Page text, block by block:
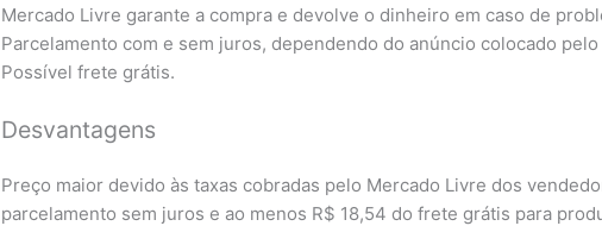
Mercado Livre garante a compra e devolve o dinheiro em caso de
Parcelamento com e sem juros, dependendo do anúncio colocado
Possível frete grátis.
Desvantagens
Preço maior devido às taxas cobradas pelo Mercado Livre dos
parcelamento sem juros e ao menos R$ 18,54 do frete grátis para